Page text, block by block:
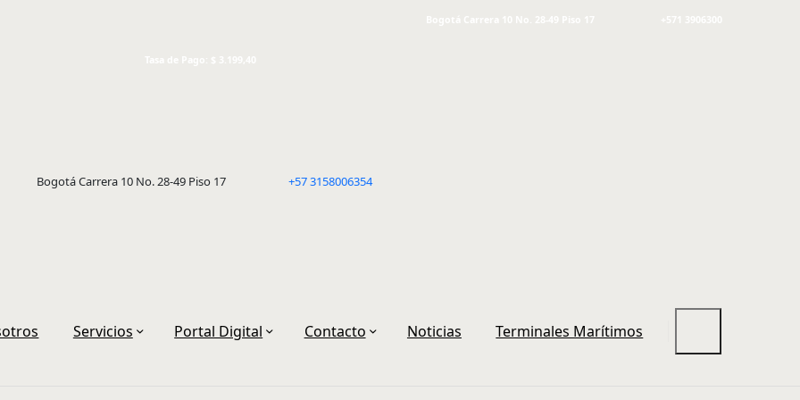
Bogotá Carrera 10 No. 28-49 Piso 17 +57 3158006354
Servicios Portal Digital Contacto Noticias Terminales Marítimos